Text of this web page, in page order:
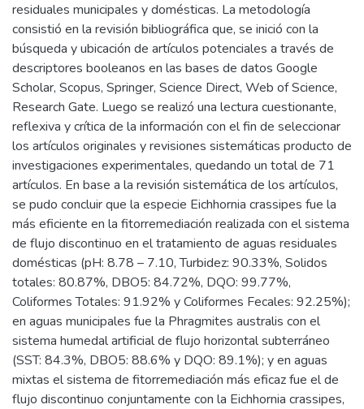
residuales municipales y domésticas. La metodología
consistió en la revisión bibliográfica que, se inició con la
búsqueda y ubicación de artículos potenciales a través de
descriptores booleanos en las bases de datos Google
Scholar, Scopus, Springer, Science Direct, Web of Science,
Research Gate. Luego se realizó una lectura cuestionante,
reflexiva y crítica de la información con el fin de seleccionar
los artículos originales y revisiones sistemáticas producto de
investigaciones experimentales, quedando un total de 71
artículos. En base a la revisión sistemática de los artículos,
se pudo concluir que la especie Eichhornia crassipes fue la
más eficiente en la fitorremediación realizada con el sistema
de flujo discontinuo en el tratamiento de aguas residuales
domésticas (pH: 8.78 – 7.10, Turbidez: 90.33%, Solidos
totales: 80.87%, DBO5: 84.72%, DQO: 99.77%,
Coliformes Totales: 91.92% y Coliformes Fecales: 92.25%);
en aguas municipales fue la Phragmites australis con el
sistema humedal artificial de flujo horizontal subterráneo
(SST: 84.3%, DBO5: 88.6% y DQO: 89.1%); y en aguas
mixtas el sistema de fitorremediación más eficaz fue el de
flujo discontinuo conjuntamente con la Eichhornia crassipes,